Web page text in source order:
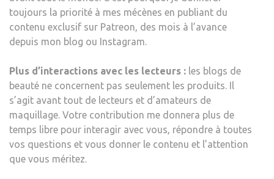
toujours la priorité à mes mécènes en publiant du
contenu exclusif sur Patreon, des mois à l’avance
depuis mon blog ou Instagram.
Plus d’interactions avec les lecteurs : les blogs de
beauté ne concernent pas seulement les produits. Il
s’agit avant tout de lecteurs et d’amateurs de
maquillage. Votre contribution me donnera plus de
temps libre pour interagir avec vous, répondre à toutes
vos questions et vous donner le contenu et l’attention
que vous méritez.